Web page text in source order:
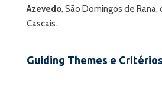
Azevedo, São Domingos de Rana,
Cascais.
Guiding Themes e Critérios